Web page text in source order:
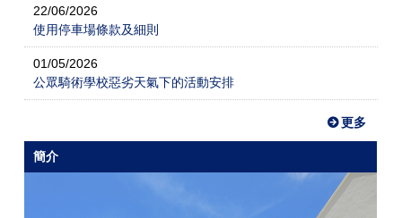
22/06/2026
使用停車場條款及細則
01/05/2026
公眾騎術學校惡劣天氣下的活動安排
更多
簡介